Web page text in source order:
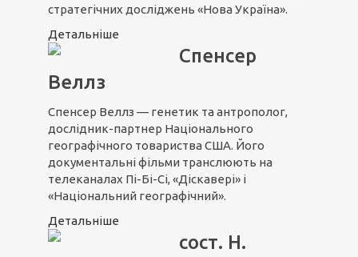
стратегічних досліджень «Нова Україна».
Детальніше
Спенсер
Веллз
Спенсер Веллз — генетик та антрополог,
дослідник-партнер Національного
географічного товариства США. Його
документальні фільми транслюють на
телеканалах Пі-Бі-Сі, «Діскавері» і
«Національний географічний».
Детальніше
сост. Н.